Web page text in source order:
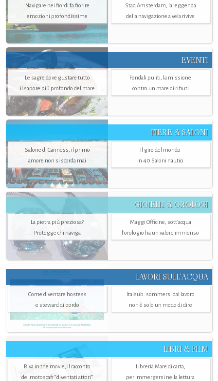
Navigare nei fiordi fa fiorire
emozioni profondissime
Stad Amsterdam, la leggenda
della navigazione a vela rivive
EVENTI
Le sagre dove gustare tutto
il sapore più profondo del mare
Fondali puliti, la missione
contro un mare di rifiuti
FIERE & SALONI
Salone di Canness, il primo
amore non si scorda mai
Il giro del mondo
in 40 Saloni nautici
GIOIELLI & OROLOGI
La pietra più preziosa?
Protegge chi naviga
Maggi Officine, sott’acqua
l'orologio ha un valore immenso
LAVORI SULL’ACQUA
Come diventare hostess
e steward di bordo
Italsub: sommersi dal lavoro
non è solo un modo di dire
LIBRI & FILM
Riva in the movie, il racconto
dei motoscafi “diventati attori”
Libreria Mare di carta,
per immergersi nella lettura